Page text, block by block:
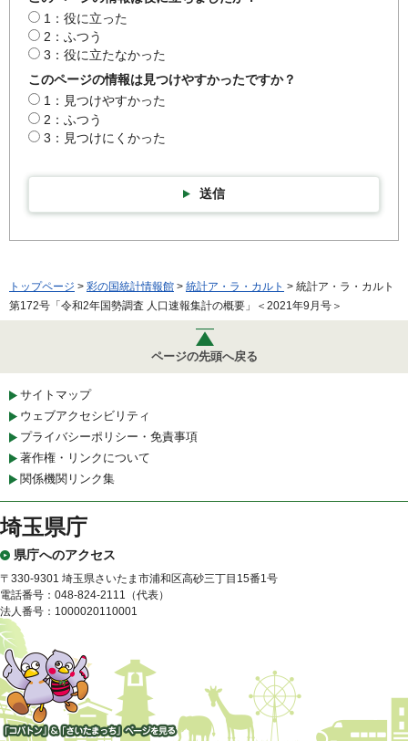
1：役に立った
2：ふつう
3：役に立たなかった
このページの情報は見つけやすかったですか？
1：見つけやすかった
2：ふつう
3：見つけにくかった
送信
トップページ > 彩の国統計情報館 > 統計ア・ラ・カルト > 統計ア・ラ・カルト
第172号「令和2年国勢調査 人口速報集計の概要」＜2021年9月号＞
ページの先頭へ戻る
サイトマップ
ウェブアクセシビリティ
プライバシーポリシー・免責事項
著作権・リンクについて
関係機関リンク集
埼玉県庁
県庁へのアクセス
〒330-9301 埼玉県さいたま市浦和区高砂三丁目15番1号
電話番号：048-824-2111（代表）
法人番号：1000020110001
「コバトン」&「さいたまっ